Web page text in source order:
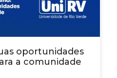
oportunidades
a comunidade